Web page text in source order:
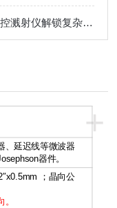
双靶协同，原子级构筑——双靶磁控溅射仪解锁复杂薄膜制备新维度
+
、延迟线等微波器
器件。
；晶向公